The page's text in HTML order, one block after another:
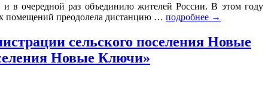
и в очередной раз объединило жителей России. В этом году
помещений преодолела дистанцию … подробнее →
сельского поселения Новые
Новые Ключи»